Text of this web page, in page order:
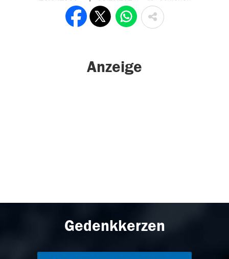
Anzeige
Gedenkkerzen